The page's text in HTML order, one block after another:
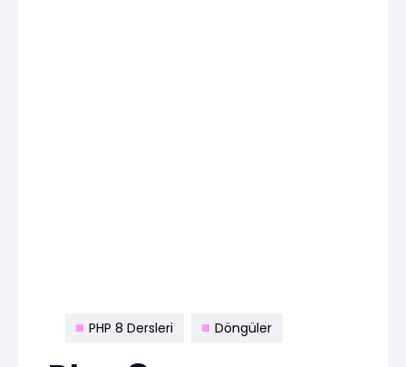
PHP 8 Dersleri Döngüler